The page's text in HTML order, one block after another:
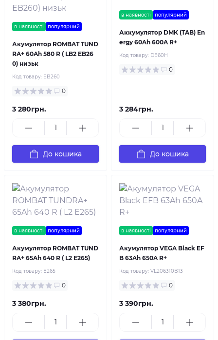
в наявності популярний
Акумулятор ROMBAT TUND
RA+ 60Ah 580 R ( LB2 EB26
0) низьк
Код товару: EB260
0
3 280грн.
До кошика
в наявності популярний
Аккумулятор DMK (TAB) En
ergy 60Ah 600A R+
Код товару: DE60H
0
3 284грн.
До кошика
в наявності популярний
Акумулятор ROMBAT TUND
RA+ 65Ah 640 R ( L2 E265)
Код товару: E265
0
3 380грн.
в наявності популярний
Акумулятор VEGA Black EF
B 63Ah 650A R+
Код товару: VL206310B13
0
3 390грн.